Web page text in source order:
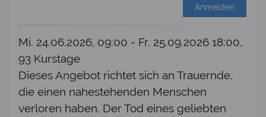
Anmelden
Mi. 24.06.2026, 09:00 - Fr. 25.09.2026 18:00,
93 Kurstage
Dieses Angebot richtet sich an Trauernde,
die einen nahestehenden Menschen
verloren haben. Der Tod eines geliebten